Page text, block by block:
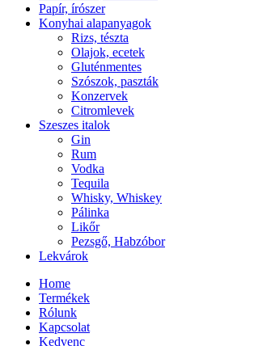
Papír, írószer
Konyhai alapanyagok
Rizs, tészta
Olajok, ecetek
Gluténmentes
Szószok, paszták
Konzervek
Citromlevek
Szeszes italok
Gin
Rum
Vodka
Tequila
Whisky, Whiskey
Pálinka
Likőr
Pezsgő, Habzóbor
Lekvárok
Home
Termékek
Rólunk
Kapcsolat
Kedvenc